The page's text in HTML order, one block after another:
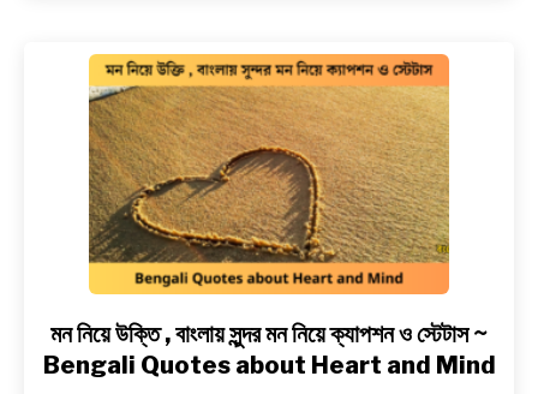
~
সেরা
বাংলা
হোয়াটস্যাপ
স্টেটাস
পিকচার
link
to
মন নিয়ে উক্তি , বাংলায় সুন্দর মন নিয়ে ক্যাপশন ও স্টেটাস ~
Bengali Quotes about Heart and Mind